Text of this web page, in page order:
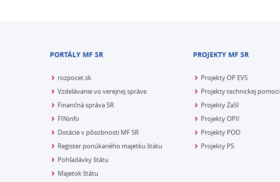
PORTÁLY MF SR
rozpocet.sk
Vzdelávanie vo verejnej správe
Finančná správa SR
FINinfo
Dotácie v pôsobnosti MF SR
Register ponúkaného majetku štátu
Pohľadávky štátu
Majetok štátu
PROJEKTY MF SR
Projekty OP EVS
Projekty technickej pomoci
Projekty ZaSI
Projekty OPII
Projekty POO
Projekty PS